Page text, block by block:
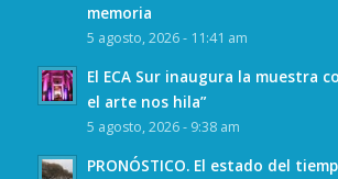
memoria
5 agosto, 2026 - 11:41 am
El ECA Sur inaugura la muestra
el arte nos hila”
5 agosto, 2026 - 9:38 am
PRONÓSTICO. El estado del